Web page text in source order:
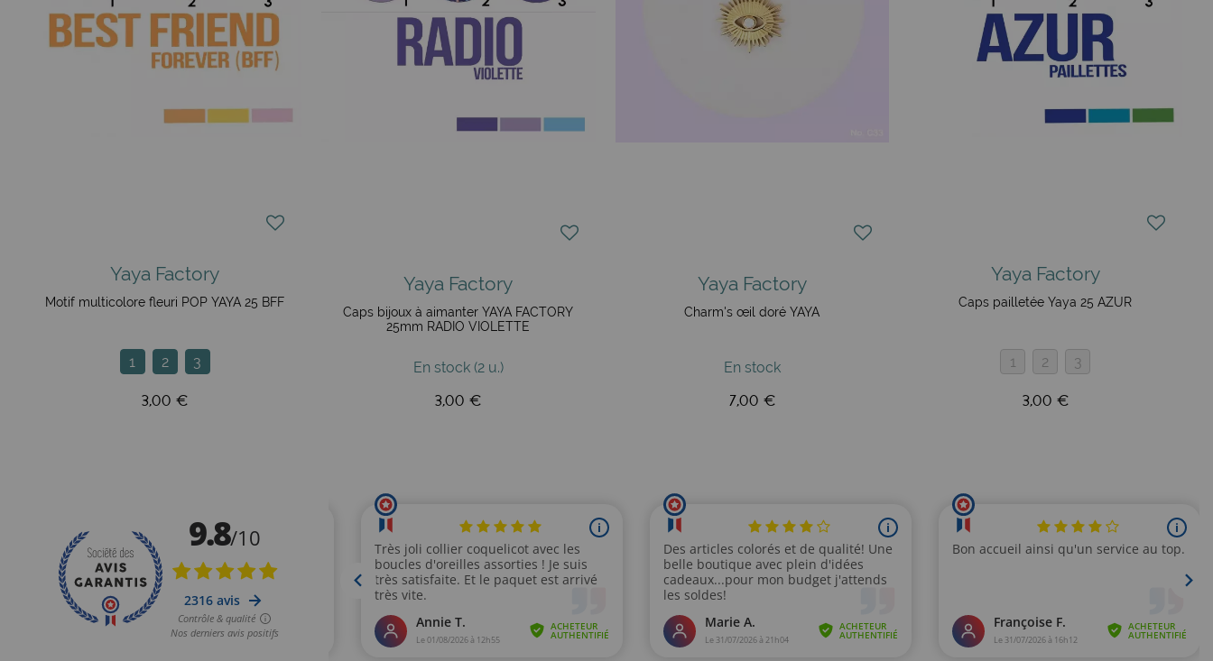
Yaya Factory
Motif multicolore fleuri POP YAYA 25 BFF
1 2 3
3,00 €
Yaya Factory
Caps bijoux à aimanter YAYA FACTORY
25mm RADIO VIOLETTE
En stock (2 u.)
3,00 €
Yaya Factory
Charm's œil doré YAYA
En stock
7,00 €
Yaya Factory
Caps pailletée Yaya 25 AZUR
1 2 3
3,00 €